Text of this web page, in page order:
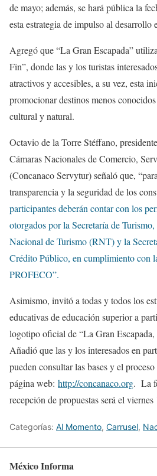
de mayo; además, se hará pública la
esta estrategia de impulso al desarrollo
Agregó que “La Gran Escapada”
Fin”, donde las y los turistas
atractivos y accesibles, a su vez, esta
promocionar destinos menos
cultural y natural.
Octavio de la Torre Stéffano,
Cámaras Nacionales de Comercio,
(Concanaco Servytur) señaló que,
transparencia y la seguridad de los
participantes deberán contar con los
otorgados por la Secretaría de
Nacional de Turismo (RNT) y la
Crédito Público, en cumplimiento con
PROFECO”.
Asimismo, invitó a todas y todos los
educativas de educación superior a
logotipo oficial de “La Gran
Añadió que las y los interesados en
pueden consultar las bases y el
página web: http://concanaco.org. La
recepción de propuestas será el
Categorías: Al Momento, Carrusel,
México Informa